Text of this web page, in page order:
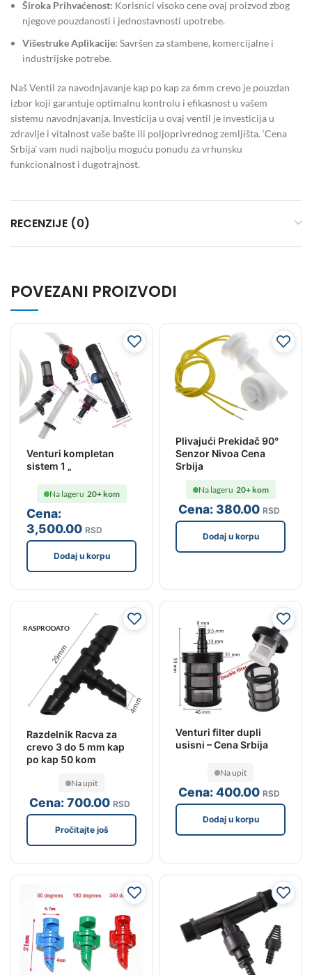
Široka Prihvaćenost: Korisnici visoko cene ovaj proizvod zbog
njegove pouzdanosti i jednostavnosti upotrebe.
Višestruke Aplikacije: Savršen za stambene, komercijalne i
industrijske potrebe.
Naš Ventil za navodnjavanje kap po kap za 6mm crevo je pouzdan
izbor koji garantuje optimalnu kontrolu i efikasnost u vašem
sistemu navodnjavanja. Investicija u ovaj ventil je investicija u
zdravlje i vitalnost vaše bašte ili poljoprivrednog zemljišta. ‘Cena
Srbija’ vam nudi najbolju moguću ponudu za vrhunsku
funkcionalnost i dugotrajnost.
RECENZIJE (0)
POVEZANI PROIZVODI
Venturi kompletan
sistem 1 „
Cena:
3,500.00 RSD
Na lageru 20+ kom
Dodaj u korpu
Plivajući Prekidač 90°
Senzor Nivoa Cena
Srbija
Cena:380.00 RSD
Na lageru 20+ kom
Dodaj u korpu
RASPRODATO
Razdelnik Racva za
crevo 3 do 5 mm kap
po kap 50 kom
Cena:700.00 RSD
Na upit
Pročitajte još
Venturi filter dupli
usisni – Cena Srbija
Cena:400.00 RSD
Na upit
Dodaj u korpu